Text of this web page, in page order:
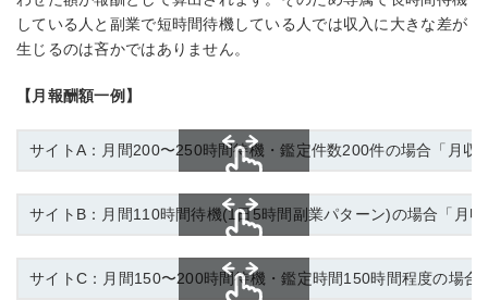
している人と副業で短時間待機している人では収入に大きな差が
生じるのは吝かではありません。
【月報酬額一例】
サイトA：月間200〜250時間待機・鑑定件数200件の場合「月収
スクロールできます
サイトB：月間110時間待機(1日5時間副業パターン)の場合「月
スクロールできます
サイトC：月間150〜200時間待機・鑑定時間150時間程度の場合